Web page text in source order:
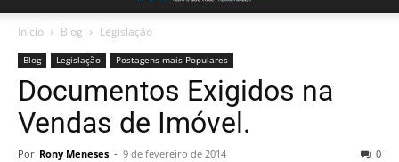
Início Blog Legislação
Blog Legislação Postagens mais Populares
Documentos Exigidos na
Vendas de Imóvel.
Por Rony Meneses - 9 de fevereiro de 2014 0